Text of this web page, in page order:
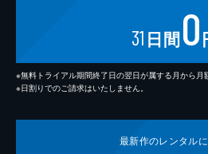
31 日間0
※無料トライアル期間終了日の翌日が属する月から月
※日割りでのご請求はいたしません。
最新作のレンタル